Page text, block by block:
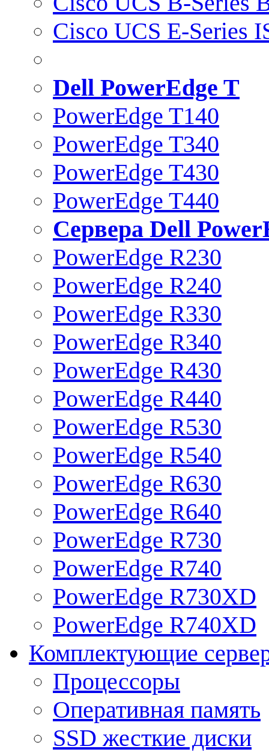
Cisco UCS E-Series
Dell PowerEdge T
PowerEdge T140
PowerEdge T340
PowerEdge T430
PowerEdge T440
Сервера Dell
PowerEdge R230
PowerEdge R240
PowerEdge R330
PowerEdge R340
PowerEdge R430
PowerEdge R440
PowerEdge R530
PowerEdge R540
PowerEdge R630
PowerEdge R640
PowerEdge R730
PowerEdge R740
PowerEdge R730XD
PowerEdge R740XD
Комплектующие
Процессоры
Оперативная память
SSD жесткие диски